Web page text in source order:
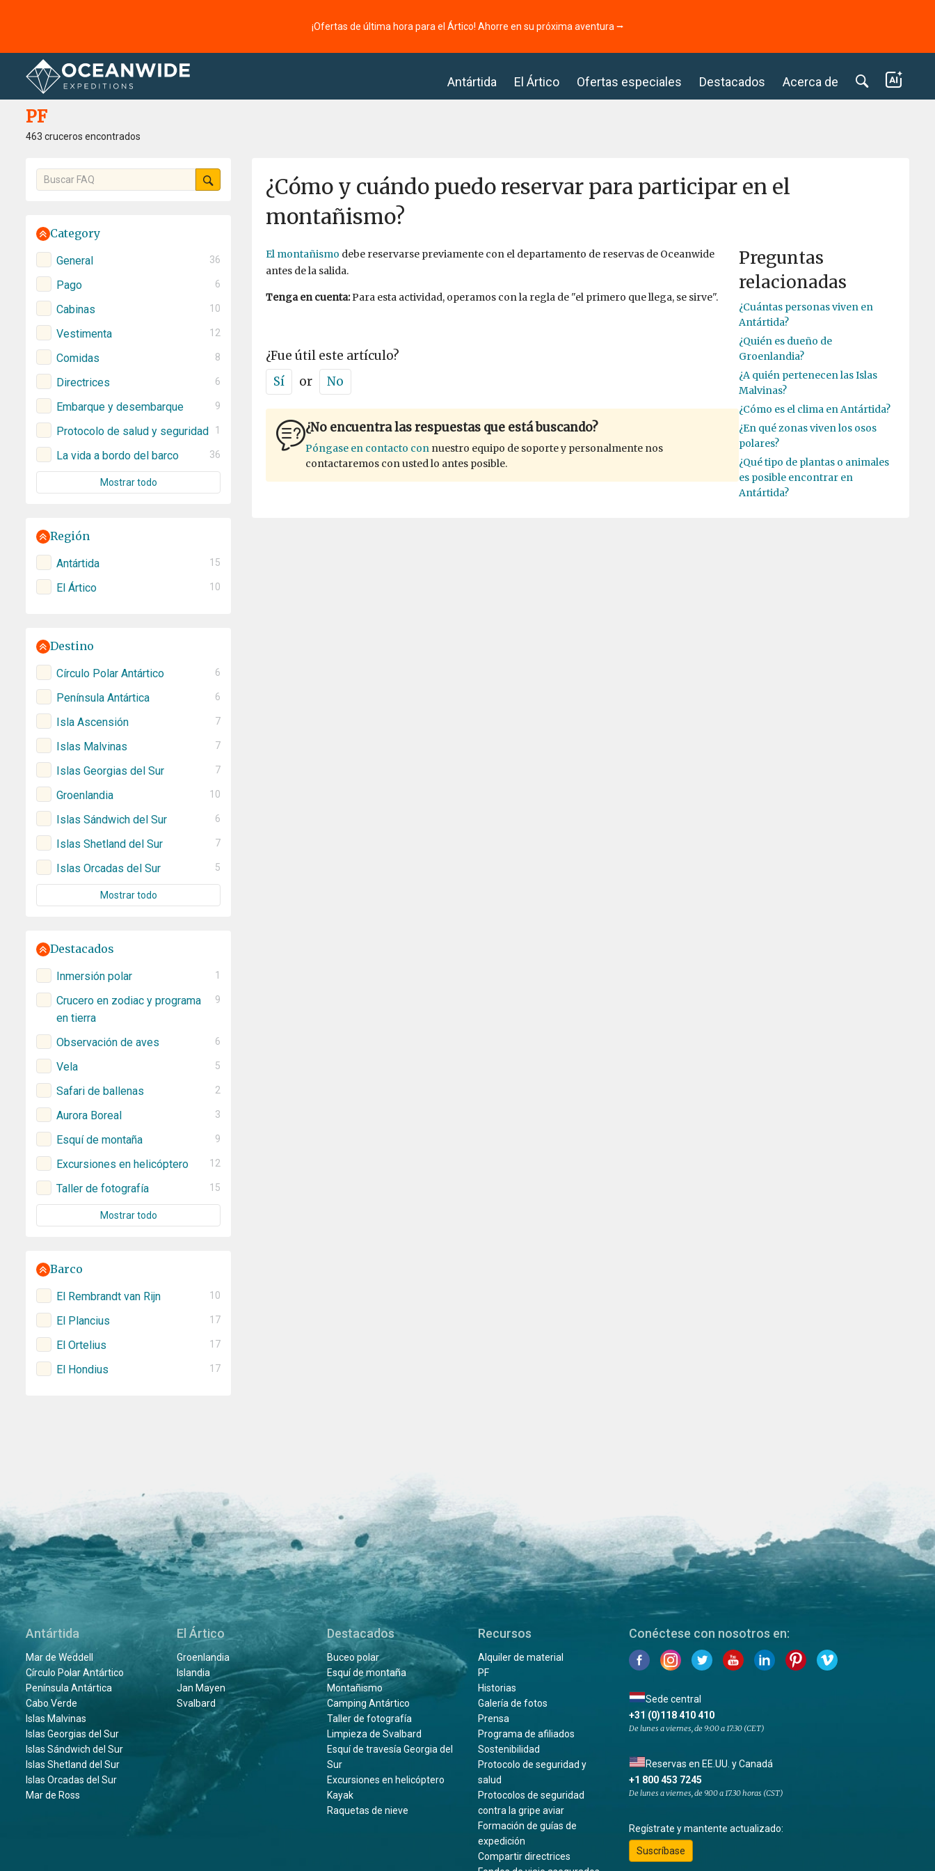
¡Ofertas de última hora para el Ártico! Ahorre en su próxima aventura ⭢
Antártida El Ártico Ofertas especiales Destacados Acerca de
Página principal PF
PF
463 cruceros encontrados
Category
General 36
Pago 6
Cabinas 10
Vestimenta 12
Comidas 8
Directrices 6
Embarque y desembarque 9
Protocolo de salud y seguridad 1
La vida a bordo del barco 36
Mostrar todo
Región
Antártida 15
El Ártico 10
Destino
Círculo Polar Antártico 6
Península Antártica 6
Isla Ascensión 7
Islas Malvinas 7
Islas Georgias del Sur 7
Groenlandia 10
Islas Sándwich del Sur 6
Islas Shetland del Sur 7
Islas Orcadas del Sur 5
Mostrar todo
Destacados
Inmersión polar 1
Crucero en zodiac y programa
en tierra
9
Observación de aves 6
Vela 5
Safari de ballenas 2
Aurora Boreal 3
Esquí de montaña 9
Excursiones en helicóptero 12
Taller de fotografía 15
Mostrar todo
Barco
El Rembrandt van Rijn 10
El Plancius 17
El Ortelius 17
El Hondius 17
¿Cómo y cuándo puedo reservar para participar en el
montañismo?
El montañismo debe reservarse previamente con el departamento de reservas de Oceanwide
antes de la salida.
Tenga en cuenta:Para esta actividad, operamos con la regla de "el primero que llega, se sirve".
¿Fue útil este artículo?
Sí
or No
¿No encuentra las respuestas que está buscando?
Póngase en contacto con nuestro equipo de soporte y personalmente nos
contactaremos con usted lo antes posible.
Preguntas
relacionadas
¿Cuántas personas viven en
Antártida?
¿Quién es dueño de
Groenlandia?
¿A quién pertenecen las Islas
Malvinas?
¿Cómo es el clima en Antártida?
¿En qué zonas viven los osos
polares?
¿Qué tipo de plantas o animales
es posible encontrar en
Antártida?
Antártida
Mar de Weddell
Círculo Polar Antártico
Península Antártica
Cabo Verde
Islas Malvinas
Islas Georgias del Sur
Islas Sándwich del Sur
Islas Shetland del Sur
Islas Orcadas del Sur
Mar de Ross
El Ártico
Groenlandia
Islandia
Jan Mayen
Svalbard
Destacados
Buceo polar
Esquí de montaña
Montañismo
Camping Antártico
Taller de fotografía
Limpieza de Svalbard
Esquí de travesía Georgia del
Sur
Excursiones en helicóptero
Kayak
Raquetas de nieve
Recursos
Alquiler de material
PF
Historias
Galería de fotos
Prensa
Programa de afiliados
Sostenibilidad
Protocolo de seguridad y
salud
Protocolos de seguridad
contra la gripe aviar
Formación de guías de
expedición
Compartir directrices
Conéctese con nosotros en:
Sede central
+31 (0)118 410 410
De lunes a viernes, de 9:00 a 17:30 (CET)
Reservas en EE.UU. y Canadá
+1 800 453 7245
De lunes a viernes, de 9.00 a 17.30 horas (CST)
Regístrate y mantente actualizado:
Suscríbase